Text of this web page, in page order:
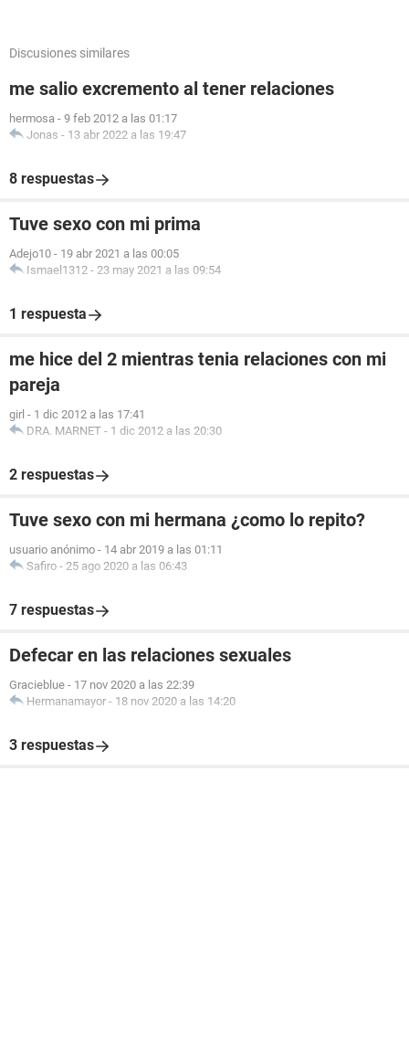
Discusiones similares
me salio excremento al tener relaciones
hermosa - 9 feb 2012 a las 01:17
Jonas - 13 abr 2022 a las 19:47
8 respuestas
Tuve sexo con mi prima
Adejo10 - 19 abr 2021 a las 00:05
Ismael1312 - 23 may 2021 a las 09:54
1 respuesta
me hice del 2 mientras tenia relaciones con mi
pareja
girl - 1 dic 2012 a las 17:41
DRA. MARNET - 1 dic 2012 a las 20:30
2 respuestas
Tuve sexo con mi hermana ¿como lo repito?
usuario anónimo - 14 abr 2019 a las 01:11
Safiro - 25 ago 2020 a las 06:43
7 respuestas
Defecar en las relaciones sexuales
Gracieblue - 17 nov 2020 a las 22:39
Hermanamayor - 18 nov 2020 a las 14:20
3 respuestas